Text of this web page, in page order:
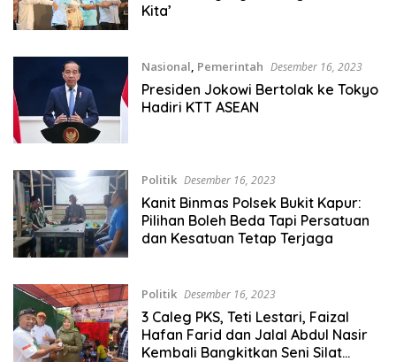
Kita’
Nasional, Pemerintah Desember 16, 2023
Presiden Jokowi Bertolak ke Tokyo
Hadiri KTT ASEAN
Politik Desember 16, 2023
Kanit Binmas Polsek Bukit Kapur:
Pilihan Boleh Beda Tapi Persatuan
dan Kesatuan Tetap Terjaga
Politik Desember 16, 2023
3 Caleg PKS, Teti Lestari, Faizal
Hafan Farid dan Jalal Abdul Nasir
Kembali Bangkitkan Seni Silat